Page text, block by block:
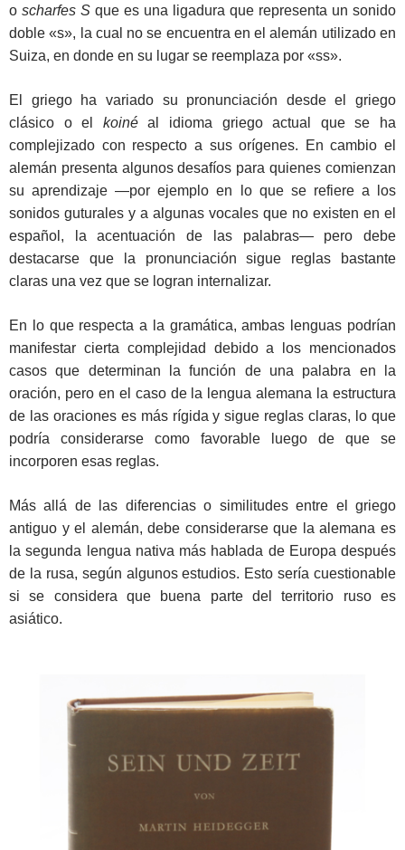
o scharfes S que es una ligadura que representa un sonido
doble «s», la cual no se encuentra en el alemán utilizado en
Suiza, en donde en su lugar se reemplaza por «ss».
El griego ha variado su pronunciación desde el griego
clásico o el koinéal idioma griego actual que se ha
complejizado con respecto a sus orígenes. En cambio el
alemán presenta algunos desafíos para quienes comienzan
su aprendizaje ―por ejemplo en lo que se refiere a los
sonidos guturales y a algunas vocales que no existen en el
español, la acentuación de las palabras― pero debe
destacarse que la pronunciación sigue reglas bastante
claras una vez que se logran internalizar.
En lo que respecta a la gramática, ambas lenguas podrían
manifestar cierta complejidad debido a los mencionados
casos que determinan la función de una palabra en la
oración, pero en el caso de la lengua alemana la estructura
de las oraciones es más rígida y sigue reglas claras, lo que
podría considerarse como favorable luego de que se
incorporen esas reglas.
Más allá de las diferencias o similitudes entre el griego
antiguo y el alemán, debe considerarse que la alemana es
la segunda lengua nativa más hablada de Europa después
de la rusa, según algunos estudios. Esto sería cuestionable
si se considera que buena parte del territorio ruso es
asiático.